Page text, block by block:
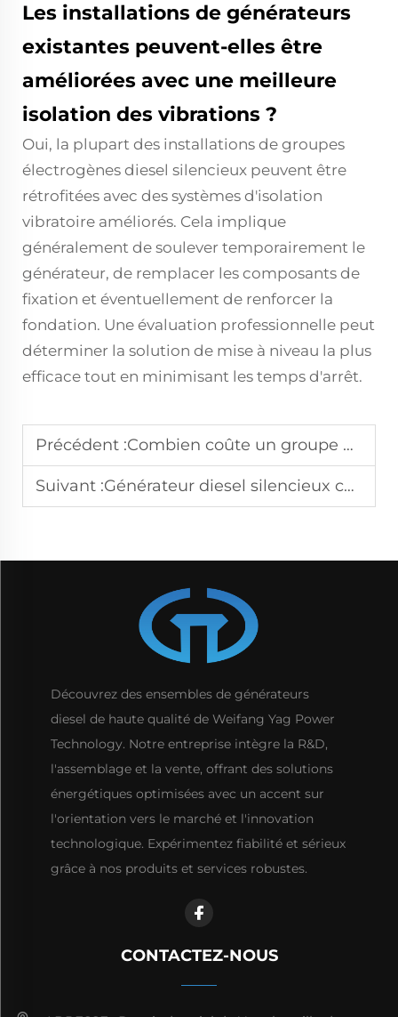
Les installations de générateurs
existantes peuvent-elles être
améliorées avec une meilleure
isolation des vibrations ?
Oui, la plupart des installations de groupes
électrogènes diesel silencieux peuvent être
rétrofitées avec des systèmes d'isolation
vibratoire améliorés. Cela implique
généralement de soulever temporairement le
générateur, de remplacer les composants de
fixation et éventuellement de renforcer la
fondation. Une évaluation professionnelle peut
déterminer la solution de mise à niveau la plus
efficace tout en minimisant les temps d'arrêt.
Précédent :Combien coûte un groupe électrogène diesel silencieux ? Prix par kW dévoilé
Suivant :Générateur diesel silencieux contre standard : test de réduction du bruit de 10 dB
Découvrez des ensembles de générateurs
diesel de haute qualité de Weifang Yag Power
Technology. Notre entreprise intègre la R&D,
l'assemblage et la vente, offrant des solutions
énergétiques optimisées avec un accent sur
l'orientation vers le marché et l'innovation
technologique. Expérimentez fiabilité et sérieux
grâce à nos produits et services robustes.
CONTACTEZ-NOUS